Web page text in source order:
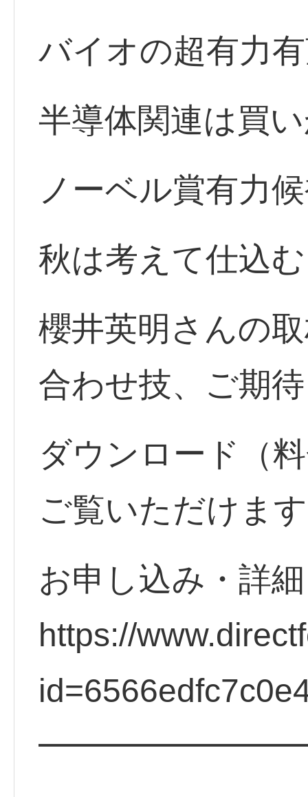
バイオの超有力
半導体関連は買
ノーベル賞有力
秋は考えて仕込
櫻井英明さんの
合わせ技、ご期
ダウンロード（
ご覧いただけま
お申し込み・
https://